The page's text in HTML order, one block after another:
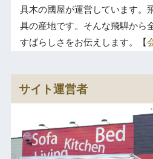
具木の國屋が運営しています。
具の産地です。そんな飛騨から
すばらしさをお伝えします。【
サイト運営者